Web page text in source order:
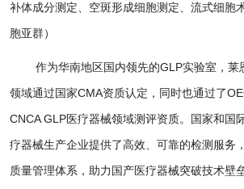
补体成分测定、空斑形成细胞测定、流式细胞
胞亚群）
作为华南地区国内领先的GLP实验室，莱
领域通过国家CMA资质认定，同时也通过了
CNCA GLP医疗器械领域测评资质。国家和国
疗器械生产企业提供了高效、可靠的检测服务
质量管理体系，助力国产医疗器械突破技术壁